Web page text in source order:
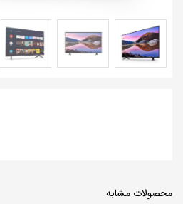
محصولات مشابه